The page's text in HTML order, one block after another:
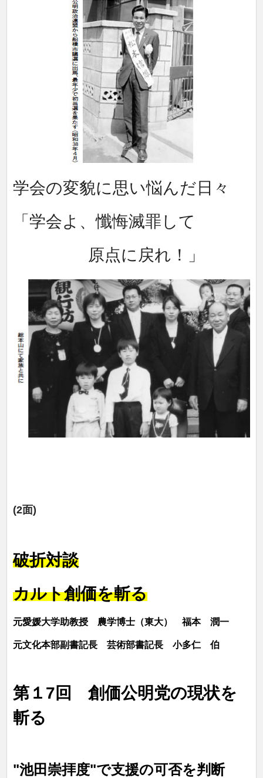
学会の変貌に思い悩んだ日々
「学会よ、懺悔滅罪して
原点に戻れ！」
(2面)
破折対談
カルト創価を斬る
元愛媛大学助教授 農学博士（東大） 福本 潤一
元文化本部副書記長 芸術部書記長 小多仁 伯
第１7回
創価公明党の現状を
斬る
"池田崇拝度"で支援の可否を判断